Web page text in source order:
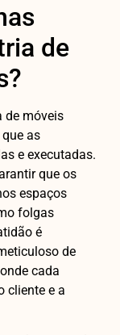
de
de móveis
as
e executadas.
que os
espaços
folgas
é
de
cada
cliente e a